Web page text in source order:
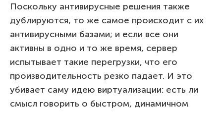
Поскольку антивирусные решения также
дублируются, то же самое происходит с их
антивирусными базами; и если все они
активны в одно и то же время, сервер
испытывает такие перегрузки, что его
производительность резко падает. И это
убивает саму идею виртуализации: есть ли
смысл говорить о быстром, динамичном